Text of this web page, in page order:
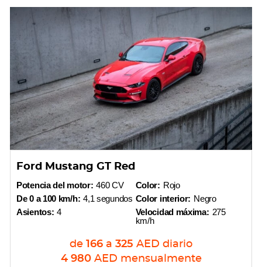
Ford Mustang GT Red
Potencia del motor: 460 CV
De 0 a 100 km/h: 4,1 segundos
Asientos: 4
Color: Rojo
Color interior: Negro
Velocidad máxima: 275
km/h
de 166 a 325 AED diario
4 980 AED mensualmente